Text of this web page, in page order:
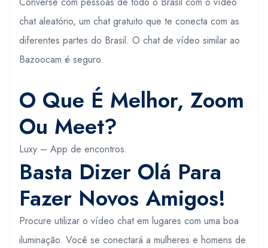
chat aleatório, um chat gratuito que te conecta com as
diferentes partes do Brasil. O chat de vídeo similar ao
Bazoocam é seguro.
O Que É Melhor, Zoom
Ou Meet?
Luxy – App de encontros.
Basta Dizer Olá Para
Fazer Novos Amigos!
Procure utilizar o vídeo chat em lugares com uma boa
iluminação. Você se conectará a mulheres e homens de